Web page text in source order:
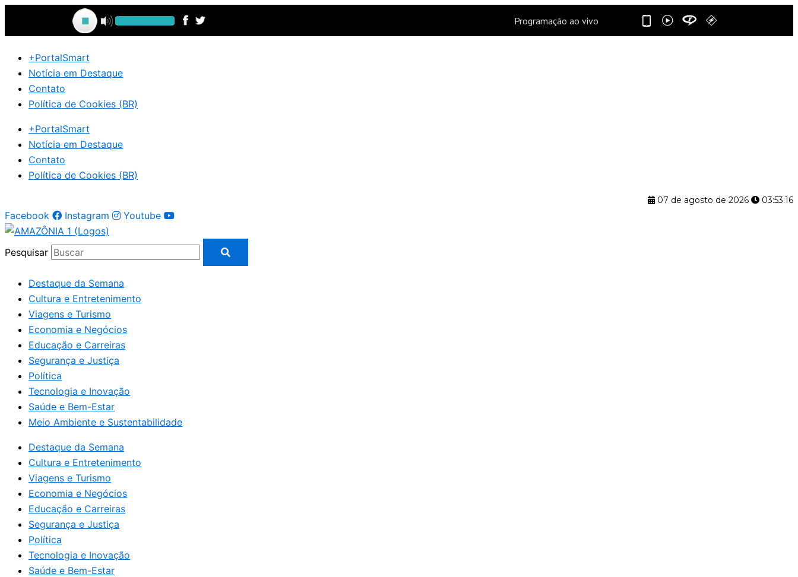
Ir
o
conteúdo+PortalSmart
Notícia em Destaque
Contato
Política de Cookies (BR)
+PortalSmart
Notícia em Destaque
Contato
Política de Cookies (BR)
07 de agosto de 2026 03:53:17
Facebook Instagram Youtube
Pesquisar
Destaque da Semana
Cultura e Entretenimento
Viagens e Turismo
Economia e Negócios
Educação e Carreiras
Segurança e Justiça
Política
Tecnologia e Inovação
Saúde e Bem-Estar
Meio Ambiente e Sustentabilidade
Destaque da Semana
Cultura e Entretenimento
Viagens e Turismo
Economia e Negócios
Educação e Carreiras
Segurança e Justiça
Política
Tecnologia e Inovação
Saúde e Bem-Estar